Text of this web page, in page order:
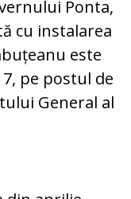
Ponta,
cu instalarea
este
pe postul de
General al